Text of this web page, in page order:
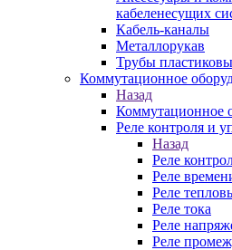
кабеленесущих
Кабель-каналы
Металлорукав
Трубы
Коммутационное
Назад
Коммутационное
Реле контроля и
Назад
Реле
Реле
Реле
Реле тока
Реле
Реле